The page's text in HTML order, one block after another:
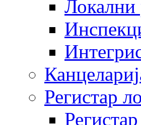
Локални
Регистар